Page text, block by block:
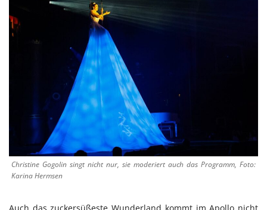
Christine Gogolin singt nicht nur, sie moderiert auch das Programm, Foto:
Karina Hermsen